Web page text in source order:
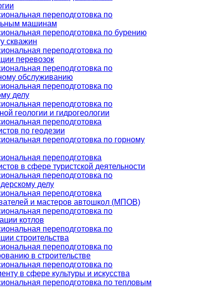
переподготовка по
машинам
переподготовка по бурению
скважин
переподготовка по
перевозок
переподготовка по
обслуживанию
переподготовка по
делу
переподготовка по
геологии и гидрогеологии
переподготовка
по геодезии
переподготовка по горному
переподготовка
в сфере туристской деятельности
переподготовка по
делу
переподготовка
и мастеров автошкол (МПОВ)
переподготовка по
котлов
переподготовка по
строительства
переподготовка по
в строительстве
переподготовка по
в сфере культуры и искусства
переподготовка по тепловым